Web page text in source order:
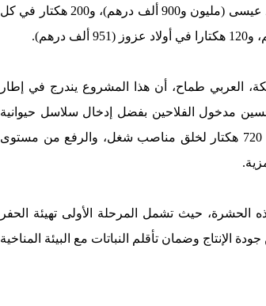
عيسى (مليون و900 ألف درهم)، و200 هكتار في كل من جماعتي البراكسة وأولاد عيسى (مليون و900 ألف درهم)، و200 هكتار في كل
العربي طماح، أن هذا المشروع يندرج في إطار
تتوخى، على الخصوص، تحسين مدخول الفلاحين بفضل إدخال سلاسل حيوانية
وزراعات تتلاءم والظروف المناخية المحلية، مشيرا إلى أن المشروع يروم زرع 720 هكتار لخلق مناصب شغل، والرفع من مستوى
حيث تشمل المرحلة الأولى تهيئة الحفر
الإنتاج وضمان تأقلم النباتات مع البيئة المناخية